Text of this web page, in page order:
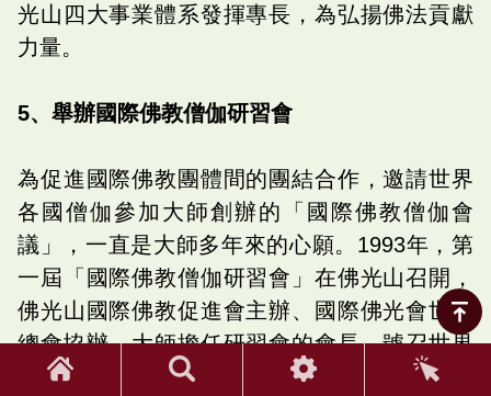
光山四大事業體系發揮專長，為弘揚佛法貢獻
力量。
5、舉辦國際佛教僧伽研習會
為促進國際佛教團體間的團結合作，邀請世界
各國僧伽參加大師創辦的「國際佛教僧伽會
議」，一直是大師多年來的心願。1993年，第
一屆「國際佛教僧伽研習會」在佛光山召開，
佛光山國際佛教促進會主辦、國際佛光會世界
總會協辦。大師擔任研習會的會長，號召世界
各國佛教僧眾與會。